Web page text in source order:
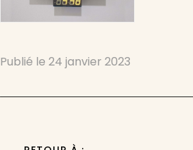
Publié le24 janvier 2023